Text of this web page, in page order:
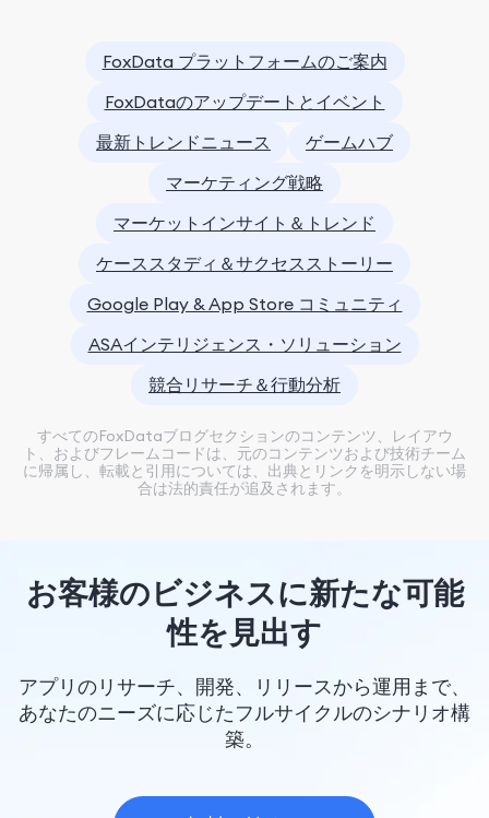
FoxData プラットフォームのご案内
FoxDataのアップデートとイベント
最新トレンドニュース
ゲームハブ
マーケティング戦略
マーケットインサイト＆トレンド
ケーススタディ＆サクセスストーリー
Google Play & App Store コミュニティ
ASAインテリジェンス・ソリューション
競合リサーチ＆行動分析
すべてのFoxDataブログセクションのコンテンツ、レイアウ
ト、およびフレームコードは、元のコンテンツおよび技術チーム
に帰属し、転載と引用については、出典とリンクを明示しない場
合は法的責任が追及されます。
お客様のビジネスに新たな可能
性を見出す
アプリのリサーチ、開発、リリースから運用まで、
あなたのニーズに応じたフルサイクルのシナリオ構
築。